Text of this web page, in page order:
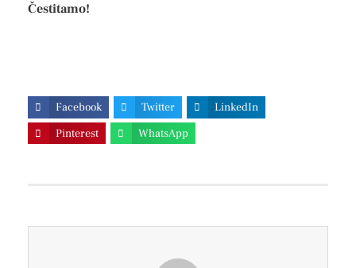
Čestitamo!
Facebook Twitter
LinkedIn
Pinterest
WhatsApp